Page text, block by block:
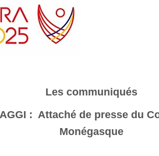
Les communiqués
: Attaché de presse du
Monégasque